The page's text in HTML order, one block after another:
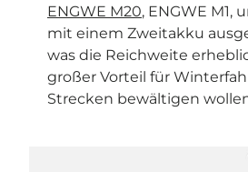
ENGWE M20, ENGWE M1,
mit einem Zweitakku
was die Reichweite
großer Vorteil für
Strecken bewältigen